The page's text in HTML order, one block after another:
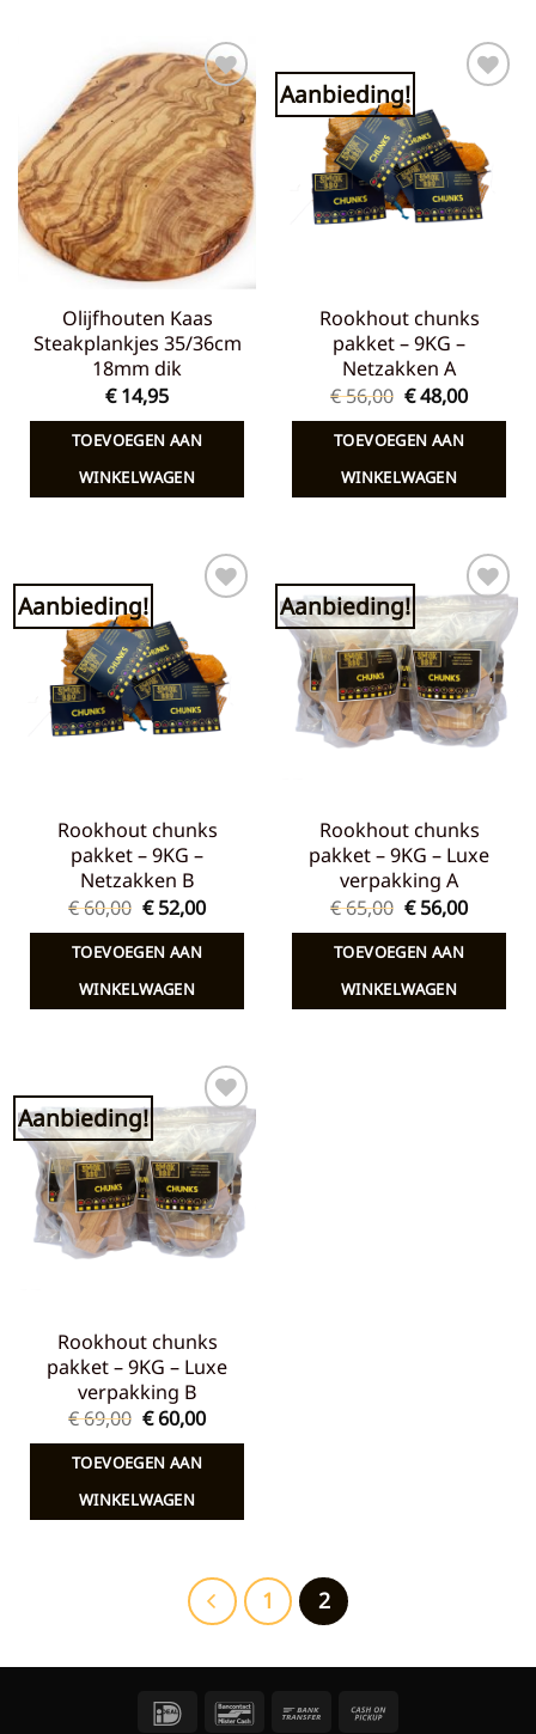
Toevoegen
aan
verlanglijst
Olijfhouten Kaas
Steakplankjes 35/36cm
18mm dik
€14,95
TOEVOEGEN AAN
WINKELWAGEN
Aanbieding! Toevoegen
aan
verlanglijst
Rookhout chunks
pakket – 9KG –
Netzakken A
€56,00
prijs
was:
€ 56,00.
€48,00Huidige
TOEVOEGEN AAN
WINKELWAGEN
Aanbieding! Toevoegen
aan
verlanglijst
Rookhout chunks
pakket – 9KG –
Netzakken B
€60,00 Oorspronkelijke
prijs
was:
€ 60,00.
€52,00Huidige
TOEVOEGEN AAN
WINKELWAGEN
Aanbieding! Toevoegen
aan
verlanglijst
Rookhout chunks
pakket – 9KG – Luxe
verpakking A
€65,00
prijs
was:
€ 65,00.
€56,00Huidige
TOEVOEGEN AAN
WINKELWAGEN
Aanbieding! Toevoegen
aan
verlanglijst
Rookhout chunks
pakket – 9KG – Luxe
verpakking B
€69,00 Oorspronkelijke
prijs
was:
€ 69,00.
€60,00Huidige
TOEVOEGEN AAN
WINKELWAGEN
1 2
IDeal Bancontact
Bank